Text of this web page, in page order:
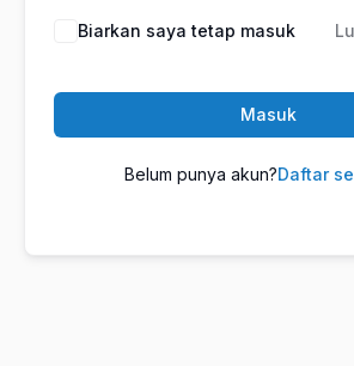
Biarkan saya tetap masuk
Masuk
Belum punya akun?Daftar